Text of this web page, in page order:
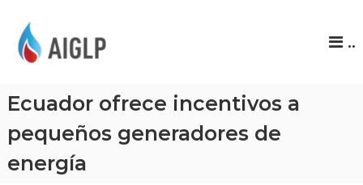
P
..
Ecuador ofrece incentivos a
pequeños generadores de
energía